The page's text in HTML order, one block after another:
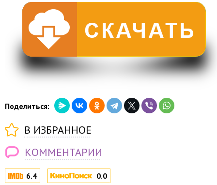
6.4 0.0
Поделиться:
В ИЗБРАННОЕ
КОММЕНТАРИИ